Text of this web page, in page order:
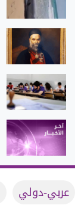
عربي-دولي